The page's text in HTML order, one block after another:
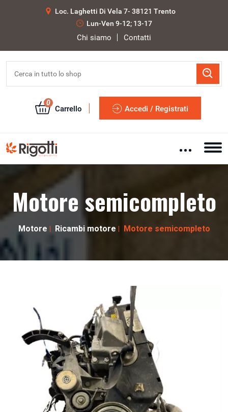
Loc. Laghetti Di Vela 7- 38121 Trento
Lun-Ven 9-12; 13-17
Chi siamo Contatti
0
Carrello Accedi / Registrati
Motore semicompleto
Motore Ricambi motore Motore semicompleto